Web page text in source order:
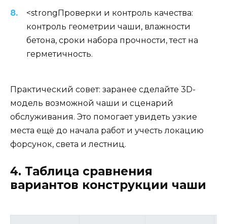
<strongПроверки и контроль качества:
контроль геометрии чаши, влажности
бетона, сроки набора прочности, тест на
герметичность.
Практический совет: заранее сделайте 3D-
модель возможной чаши и сценарий
обслуживания. Это помогает увидеть узкие
места ещё до начала работ и учесть локацию
форсунок, света и лестниц.
4. Таблица сравнения
вариантов конструкции чаши